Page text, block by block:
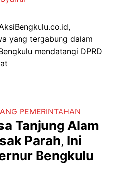
yang tergabung dalam
mendatangi DPRD
PEMERINTAHAN
Tanjung Alam
Parah, Ini
Bengkulu